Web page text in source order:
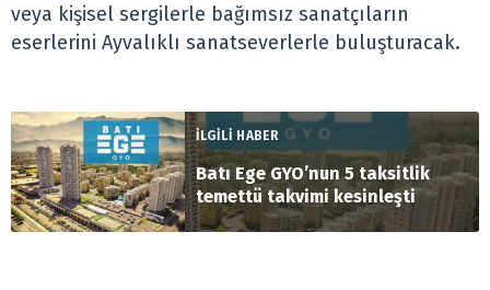
veya kişisel sergilerle bağımsız sanatçıların
eserlerini Ayvalıklı sanatseverlerle buluşturacak.
İLGİLİ HABER
Batı Ege GYO’nun 5 taksitlik
temettü takvimi kesinleşti